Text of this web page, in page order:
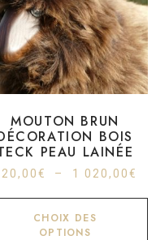
MOUTON BRUN
BOIS
PEAU LAINÉE
€ – 1 020,00€
CHOIX DES
OPTIONS